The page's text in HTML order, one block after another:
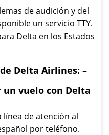
de audición y del
un servicio TTY.
Delta en los Estados
Delta Airlines: –
un vuelo con Delta
línea de atención al
por teléfono.